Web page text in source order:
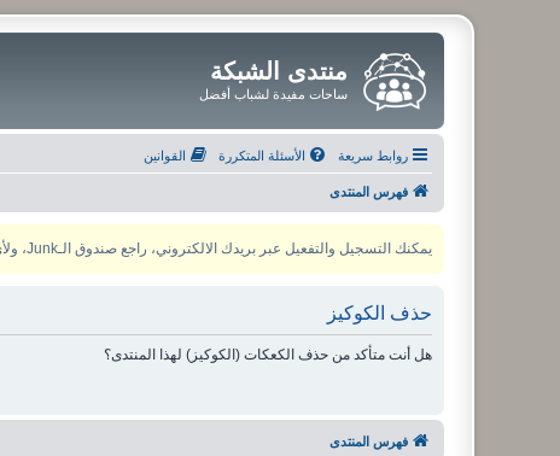
منتدى الشبكة
ساحات مفيدة لشباب أفضل
روابط سريعة الأسئلة المتكررة القوانين
فهرس المنتدى
يمكنك التسجيل والتفعيل عبر بريدك الالكتروني، راجع صندوق الـJunk، ولأي مشكلة يمكنك التواصل مع مدير المنتدى عبر أي من وسائل التواصل الاجتماعي
حذف الكوكيز
هل أنت متأكد من حذف الكعكات (الكوكيز) لهذا المنتدى؟
فهرس المنتدى